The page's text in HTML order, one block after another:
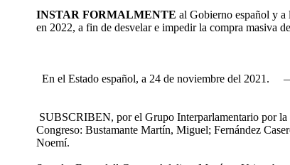
INSTAR FORMALMENTE al Gobierno español y a
en 2022, a fin de desvelar e impedir la compra masiva
En el Estado español, a 24 de noviembre
SUBSCRIBEN, por el Grupo Interparlamentario por la
Congreso: Bustamante Martín, Miguel; Fernández
Noemí.